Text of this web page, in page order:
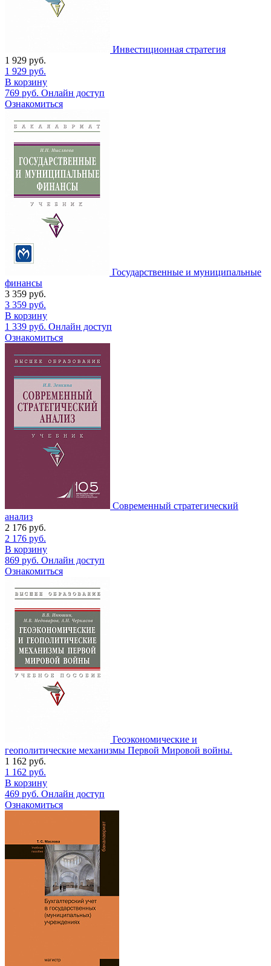
Инвестиционная стратегия
1 929 руб.
1 929 руб.
В корзину
769 руб. Онлайн доступ
Ознакомиться
Государственные и муниципальные
финансы
3 359 руб.
3 359 руб.
В корзину
1 339 руб. Онлайн доступ
Ознакомиться
Современный стратегический
анализ
2 176 руб.
2 176 руб.
В корзину
869 руб. Онлайн доступ
Ознакомиться
Геоэкономические и
геополитические механизмы Первой Мировой войны.
1 162 руб.
1 162 руб.
В корзину
469 руб. Онлайн доступ
Ознакомиться